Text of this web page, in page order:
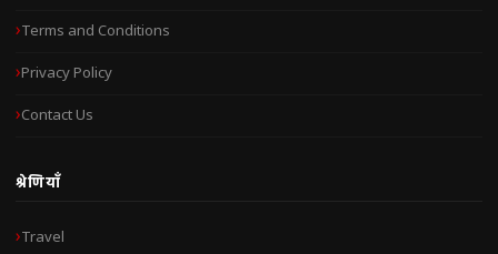
Terms and Conditions
Privacy Policy
Contact Us
श्रेणियाँ
Travel